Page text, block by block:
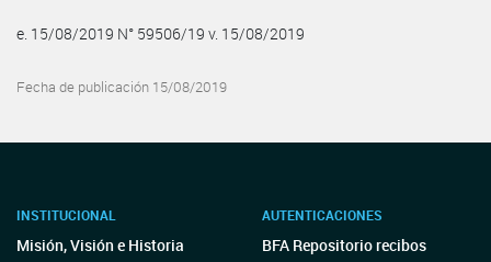
e. 15/08/2019 N° 59506/19 v. 15/08/2019
Fecha de publicación 15/08/2019
INSTITUCIONAL
Misión, Visión e Historia
AUTENTICACIONES
BFA Repositorio recibos